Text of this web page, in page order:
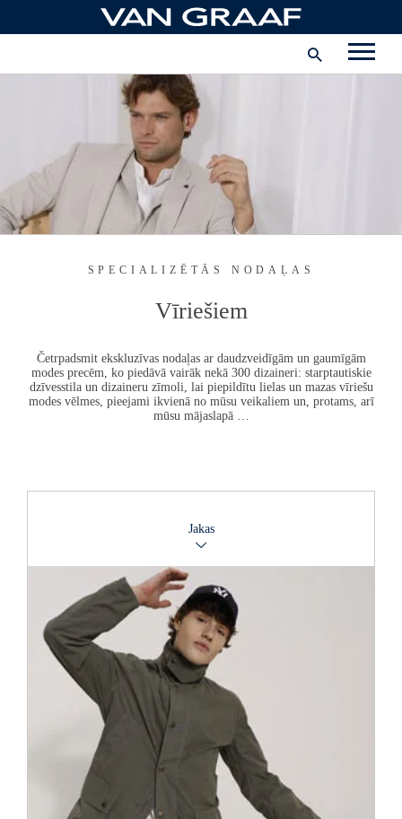
saturuKorporatīvā informācija
Latvija - latviešu
SPECIALIZĒTĀS NODAĻAS
Vīriešiem
Četrpadsmit ekskluzīvas nodaļas ar daudzveidīgām un gaumīgām
modes precēm, ko piedāvā vairāk nekā 300 dizaineri: starptautiskie
dzīvesstila un dizaineru zīmoli, lai piepildītu lielas un mazas vīriešu
modes vēlmes, pieejami ikvienā no mūsu veikaliem un, protams, arī
mūsu mājaslapā …
Jakas